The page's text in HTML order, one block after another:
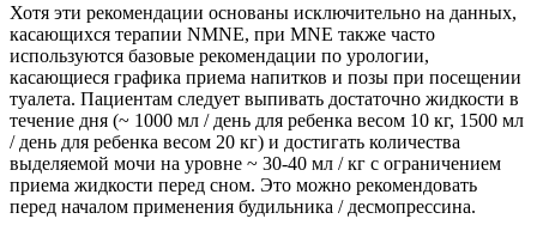
Хотя эти рекомендации основаны исключительно на данных,
касающихся терапии NMNE, при MNE также часто
используются базовые рекомендации по урологии,
касающиеся графика приема напитков и позы при посещении
туалета. Пациентам следует выпивать достаточно жидкости в
течение дня (~ 1000 мл / день для ребенка весом 10 кг, 1500 мл
/ день для ребенка весом 20 кг) и достигать количества
выделяемой мочи на уровне ~ 30-40 мл / кг с ограничением
приема жидкости перед сном. Это можно рекомендовать
перед началом применения будильника / десмопрессина.